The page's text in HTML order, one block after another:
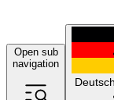
Open sub
navigation
Deutsch